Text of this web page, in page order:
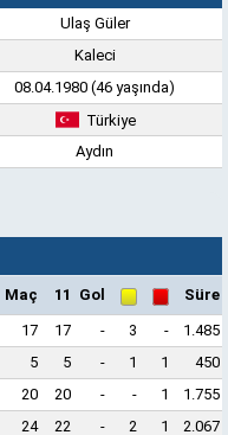
Ulaş Güler
Kaleci
08.04.1980 (46 yaşında)
Türkiye
Aydın
Maç 11 Gol
Süre
17 17 - 3 -
1.485
5 5 - 1 1
450
20 20 - - 1
1.755
24 22 - 2 1
2.067